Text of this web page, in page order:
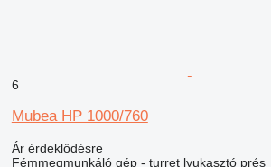
6
Mubea HP 1000/760
Ár érdeklődésre
Fémmegmunkáló gép - turret lyukasztó prés